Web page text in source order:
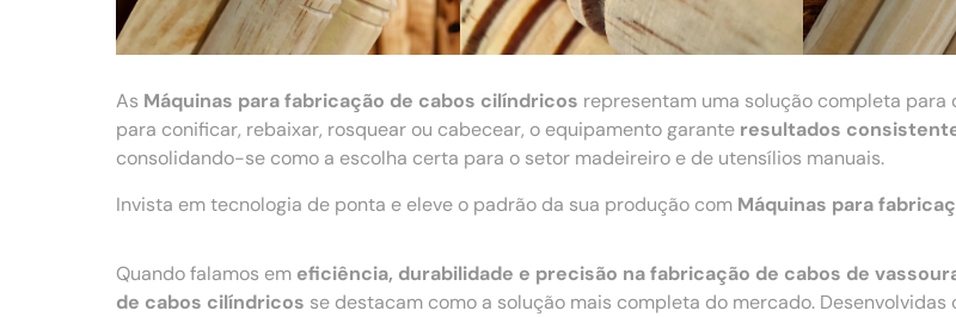
As Máquinas para fabricação de cabos cilíndricos representam uma solução completa para
para conificar, rebaixar, rosquear ou cabecear, o equipamento garante resultados
consolidando-se como a escolha certa para o setor madeireiro e de utensílios manuais.
Invista em tecnologia de ponta e eleve o padrão da sua produção com Máquinas para
Quando falamos em eficiência, durabilidade e precisão na fabricação de cabos de
de cabos cilíndricos se destacam como a solução mais completa do mercado.